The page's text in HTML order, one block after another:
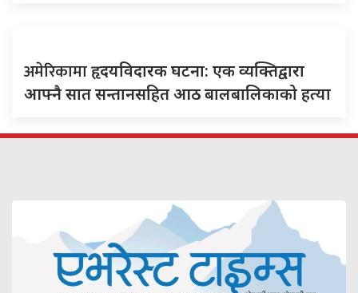
अमेरिकामाहृदयविदारक घटना: एक व्यक्तिद्वारा
आफ्नै सात सन्तानसहित आठ बालबालिकाको हत्या